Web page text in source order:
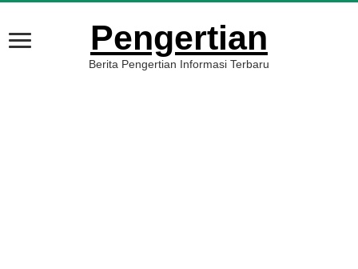
Pengertian
Berita Pengertian Informasi Terbaru